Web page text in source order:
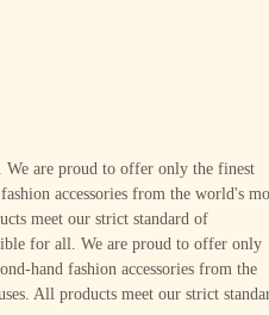
We are proud to offer only the finest
accessories from the world's
meet our strict standard of
for all. We are proud to offer only
hand fashion accessories from the
All products meet our strict